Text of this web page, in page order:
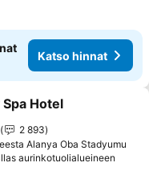
Katso hinnat
Hotel
2 893
Alanya Oba Stadyumu
aurinkotuolialueineen